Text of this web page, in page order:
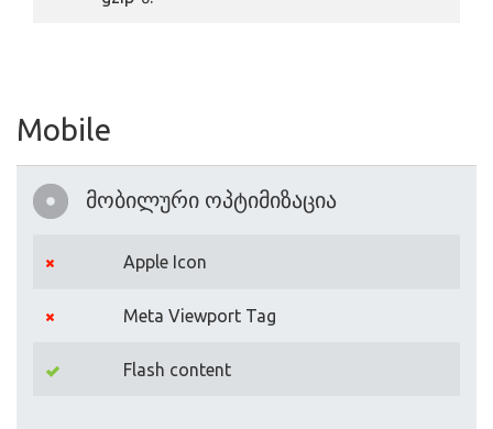
Mobile
მობილური ოპტიმიზაცია
Apple Icon
Meta Viewport Tag
Flash content